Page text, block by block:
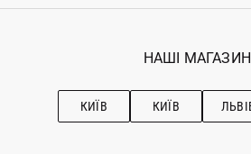
Гарантія
Ostriv Club+
Наші магазини
Рекомендації з
НАШІ
КИЇВ КИЇВ